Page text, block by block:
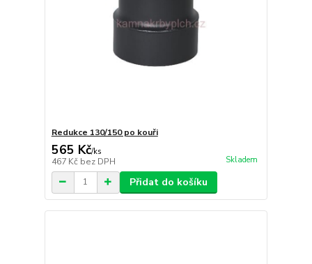
Redukce 130/150 po kouři
565 Kč/ks
467 Kč bez DPH Skladem
Přidat do košíku